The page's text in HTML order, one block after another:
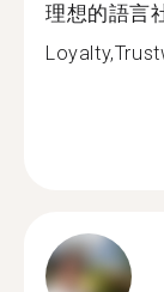
理想的語言